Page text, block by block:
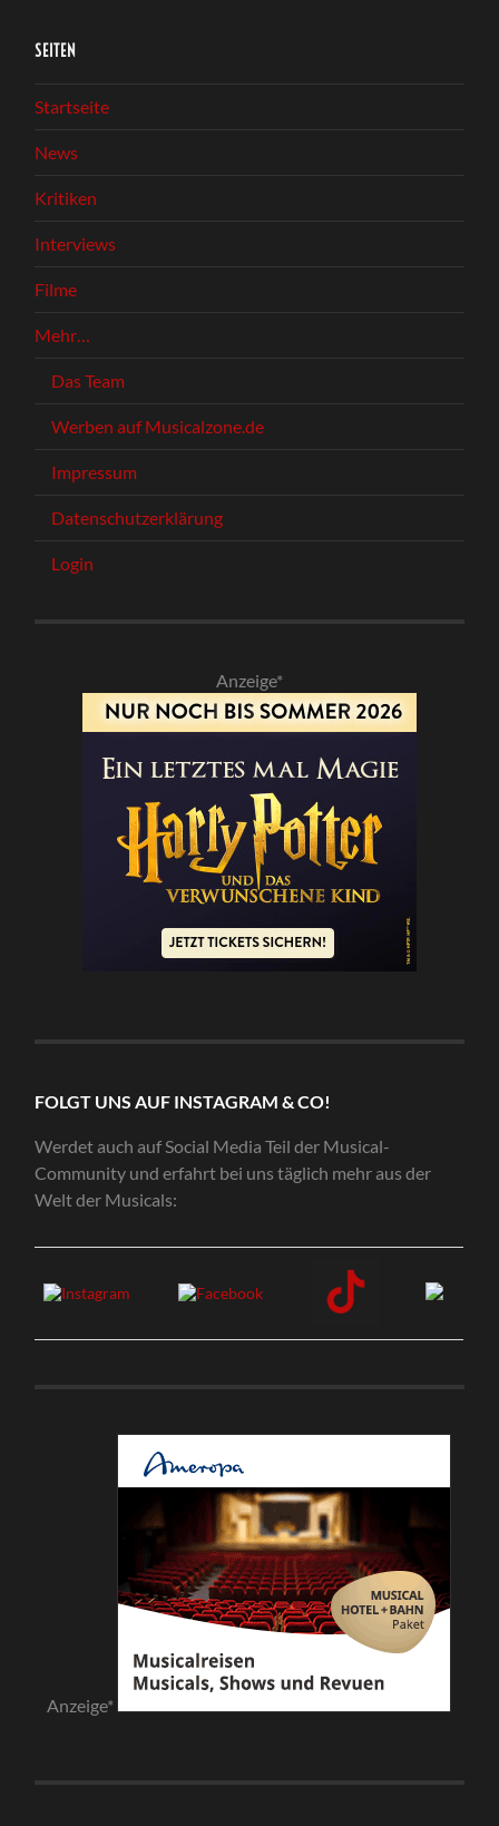
SEITEN
Startseite
News
Kritiken
Interviews
Filme
Mehr…
Das Team
Werben auf Musicalzone.de
Impressum
Datenschutzerklärung
Login
Anzeige*
FOLGT UNS AUF INSTAGRAM & CO!
Werdet auch auf Social Media Teil der Musical-
Community und erfahrt bei uns täglich mehr aus der
Welt der Musicals:
Anzeige*